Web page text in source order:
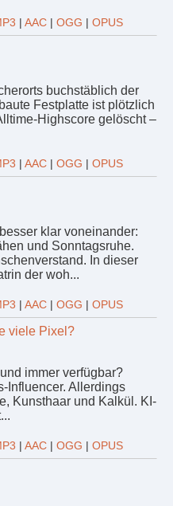
| AAC | OGG | OPUS
buchstäblich der
Festplatte ist plötzlich
Highscore gelöscht –
| AAC | OGG | OPUS
klar voneinander:
und Sonntagsruhe.
In dieser
der woh...
| AAC | OGG | OPUS
viele Pixel?
immer verfügbar?
Influencer. Allerdings
Kunsthaar und Kalkül. KI-
| AAC | OGG | OPUS